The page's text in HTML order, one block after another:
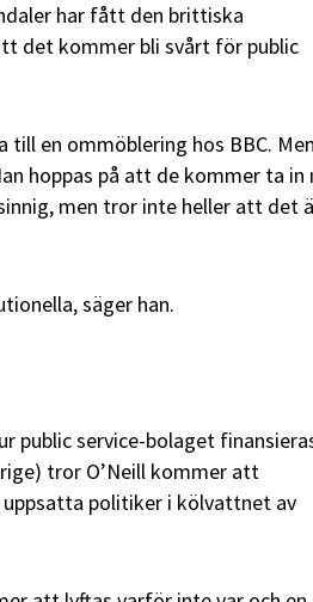
har fått den brittiska
det kommer bli svårt för public
en ommöblering hos BBC.
hoppas på att de kommer ta in
men tror inte heller att det
säger han.
public service-bolaget
tror O’Neill kommer att
politiker i kölvattnet av